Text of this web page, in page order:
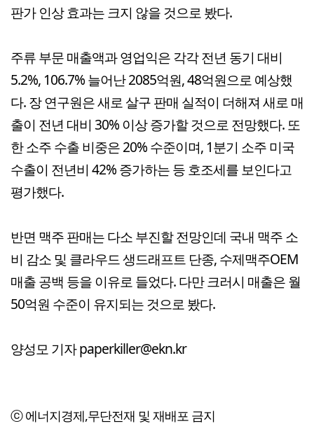
판가 인상 효과는 크지 않을 것으로 봤다.
주류 부문 매출액과 영업익은 각각 전년 동기 대비
5.2%, 106.7% 늘어난 2085억원, 48억원으로 예상했
다. 장 연구원은 새로 살구 판매 실적이 더해져 새로 매
출이 전년 대비 30% 이상 증가할 것으로 전망했다. 또
한 소주 수출 비중은 20% 수준이며, 1분기 소주 미국
수출이 전년비 42% 증가하는 등 호조세를 보인다고
평가했다.
반면 맥주 판매는 다소 부진할 전망인데 국내 맥주 소
비 감소 및 클라우드 생드래프트 단종, 수제맥주OEM
매출 공백 등을 이유로 들었다. 다만 크러시 매출은 월
50억원 수준이 유지되는 것으로 봤다.
양성모 기자 paperkiller@ekn.kr
ⓒ 에너지경제,무단전재 및 재배포 금지